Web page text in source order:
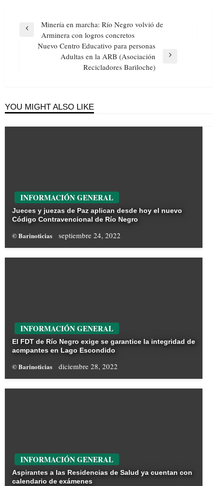
Navegación
entradas
Previous
Minería en marcha: Río Negro volvió de
Arminera con logros concretos
Nuevo Centro Educativo para personas
Adultas en la ARB (Asociación
Recicladores Bariloche)
YOU MIGHT ALSO LIKE
INFORMACIÓN GENERAL
Jueces y juezas de Paz aplican desde hoy el nuevo
Código Contravencional de Río Negro
© Barinoticias septiembre 24, 2022
INFORMACIÓN GENERAL
El FDT de Río Negro exige se garantice la integridad de
acmpantes en Lago Escondido
© Barinoticias diciembre 28, 2022
INFORMACIÓN GENERAL
Aspirantes a las Residencias de Salud ya cuentan con
calendario de exámenes